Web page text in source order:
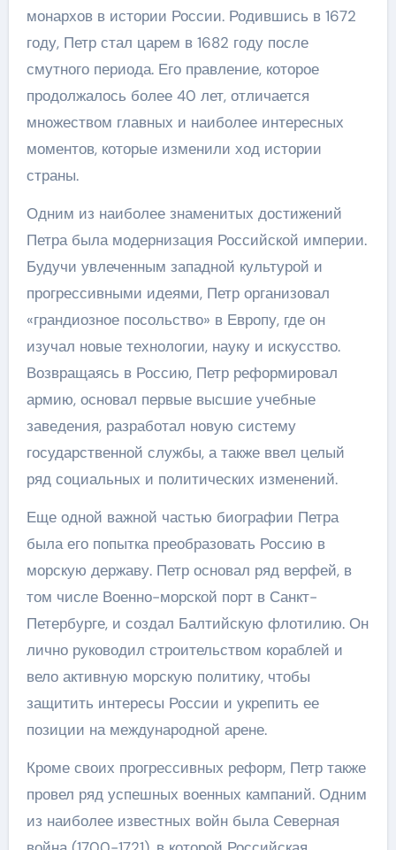
монархов в истории России. Родившись в 1672
году, Петр стал царем в 1682 году после
смутного периода. Его правление, которое
продолжалось более 40 лет, отличается
множеством главных и наиболее интересных
моментов, которые изменили ход истории
страны.
Одним из наиболее знаменитых достижений
Петра была модернизация Российской империи.
Будучи увлеченным западной культурой и
прогрессивными идеями, Петр организовал
«грандиозное посольство» в Европу, где он
изучал новые технологии, науку и искусство.
Возвращаясь в Россию, Петр реформировал
армию, основал первые высшие учебные
заведения, разработал новую систему
государственной службы, а также ввел целый
ряд социальных и политических изменений.
Еще одной важной частью биографии Петра
была его попытка преобразовать Россию в
морскую державу. Петр основал ряд верфей, в
том числе Военно-морской порт в Санкт-
Петербурге, и создал Балтийскую флотилию. Он
лично руководил строительством кораблей и
вело активную морскую политику, чтобы
защитить интересы России и укрепить ее
позиции на международной арене.
Кроме своих прогрессивных реформ, Петр также
провел ряд успешных военных кампаний. Одним
из наиболее известных войн была Северная